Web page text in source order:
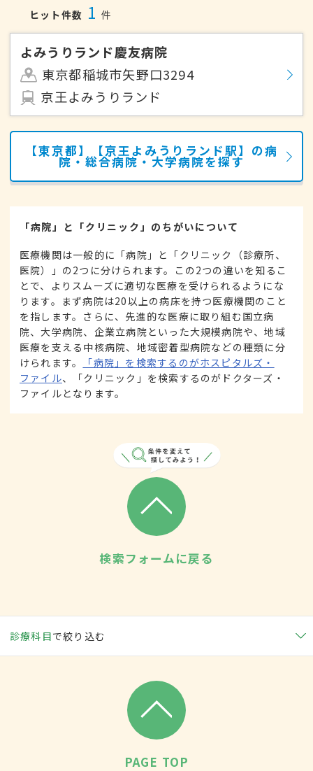
ヒット件数 1 件
よみうりランド慶友病院
東京都稲城市矢野口3294
京王よみうりランド
【東京都】【京王よみうりランド駅】の病
院・総合病院・大学病院を探す
「病院」と「クリニック」のちがいについて
医療機関は一般的に「病院」と「クリニック（診療所、
医院）」の2つに分けられます。この2つの違いを知るこ
とで、よりスムーズに適切な医療を受けられるようにな
ります。まず病院は20以上の病床を持つ医療機関のこと
を指します。さらに、先進的な医療に取り組む国立病
院、大学病院、企業立病院といった大規模病院や、地域
医療を支える中核病院、地域密着型病院などの種類に分
けられます。
「病院」を検索するのがホスピタルズ・
ファイル、「クリニック」を検索するのがドクターズ・
ファイルとなります。
検索フォームに戻る
診療科目で絞り込む
PAGE TOP